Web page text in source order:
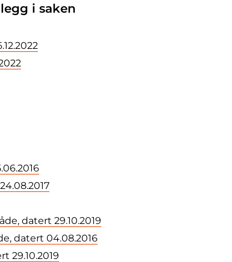
i saken
datert 29.10.2019
datert 04.08.2016
29.10.2019